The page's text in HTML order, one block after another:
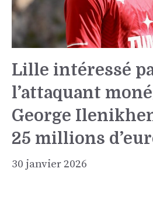
Lille intéressé
l’attaquant
George
25 millions
30 janvier 2026